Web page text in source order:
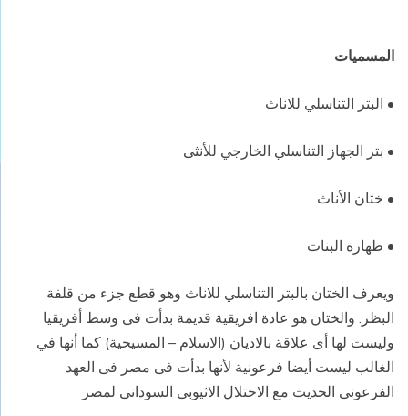
المسميات
• البتر التناسلي للاناث
• بتر الجهاز التناسلي الخارجي للأنثى
• ختان الأناث
• طهارة البنات
ويعرف الختان بالبتر التناسلي للاناث وهو قطع جزء من قلفة
البظر. والختان هو عادة افريقية قديمة بدأت فى وسط أفريقيا
وليست لها أى علاقة بالاديان (الاسلام – المسيحية) كما أنها في
الغالب ليست أيضا فرعونية لأنها بدأت فى مصر فى العهد
الفرعونى الحديث مع الاحتلال الاثيوبى السودانى لمصر